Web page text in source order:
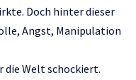
Doch hinter dieser
Angst, Manipulation
die Welt schockiert.